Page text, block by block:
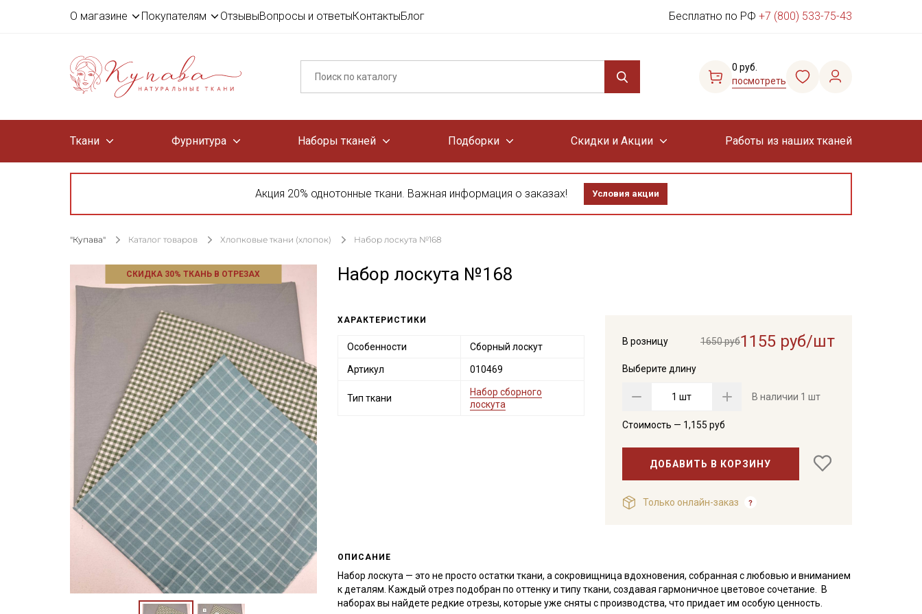
О магазине Покупателям ОтзывыВопросы и ответыКонтактыБлог Бесплатно по РФ +7 (800) 533-75-43
0 руб.
посмотреть
Ткани Фурнитура Наборы тканей Подборки Скидки и Акции Работы из наших тканей
Акция 20% однотонные ткани. Важная информация о заказах! Условия акции
"Купава" Каталог товаров Хлопковые ткани (хлопок) Набор лоскута №168
СКИДКА 30% ТКАНЬ В ОТРЕЗАХ Набор лоскута №168
В розницу 1650 руб1155 руб/шт
Выберите длину
шт В наличии 1 шт
Стоимость — 1,155 руб
ДОБАВИТЬ В КОРЗИНУ
Только онлайн-заказ
ХАРАКТЕРИСТИКИ
Особенности Сборный лоскут
Артикул 010469
Тип ткани
Набор сборного
лоскута
ОПИСАНИЕ
Набор лоскута — это не просто остатки ткани, а сокровищница вдохновения, собранная с любовью и вниманием
к деталям. Каждый отрез подобран по оттенку и типу ткани, создавая гармоничное цветовое сочетание. В
наборах вы найдете редкие отрезы, которые уже сняты с производства, что придает им особую ценность.